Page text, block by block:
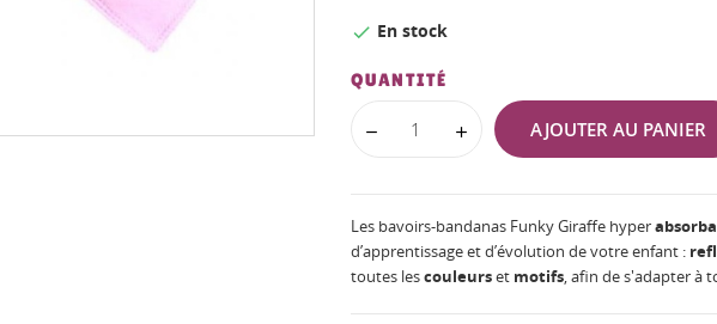
 En stock
QUANTITÉ
AJOUTER AU PANIER
Les bavoirs-bandanas Funky Giraffe hyper
d’apprentissage et d’évolution de votre enfant :
toutes lescouleurset motifs, afin de s'adapter à